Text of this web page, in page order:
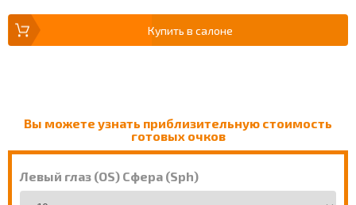
Купить в салоне
Вы можете узнать приблизительную стоимость
готовых очков
Левый глаз (OS) Сфера (Sph)